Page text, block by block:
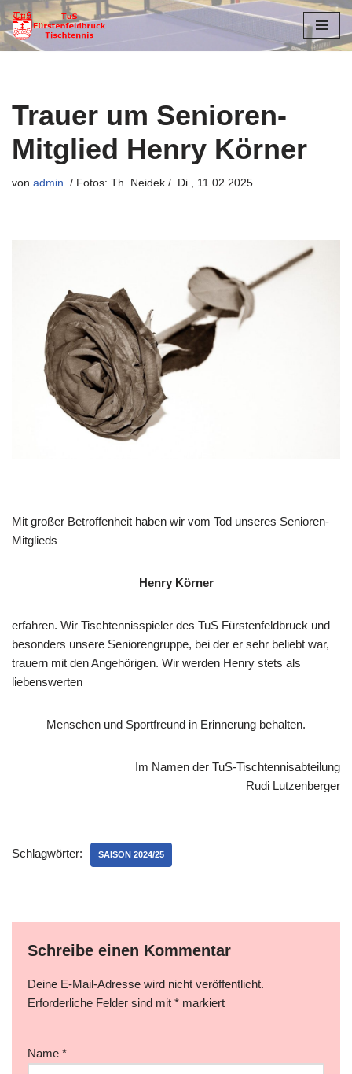
Zum
Trauer um Senioren-
Mitglied Henry Körner
von admin Di., 11.02.2025
Mit großer Betroffenheit haben wir vom Tod unseres Senioren-
Mitglieds
Henry Körner
erfahren. Wir Tischtennisspieler des TuS Fürstenfeldbruck und
besonders unsere Seniorengruppe, bei der er sehr beliebt war,
trauern mit den Angehörigen. Wir werden Henry stets als
liebenswerten
Menschen und Sportfreund in Erinnerung behalten.
Im Namen der TuS-Tischtennisabteilung
Rudi Lutzenberger
Schlagwörter: SAISON 2024/25
Schreibe einen Kommentar
Deine E-Mail-Adresse wird nicht veröffentlicht.
Erforderliche Felder sind mit * markiert
Name *